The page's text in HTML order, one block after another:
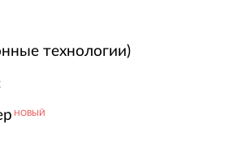
технологии)
НОВЫЙ